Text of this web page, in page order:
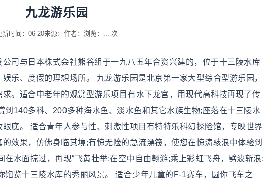
九龙游乐园
新时间：06-20来源： 作者： 浏览： ... 次
司与日本株式会社熊谷组于一九八五年合资兴建的，位于十三陵水库
乐、度假的理想场所。 九龙游乐园是北京第一家大型综合型游乐园，
。适合中老年的观赏型游乐项目有水下龙宫，用现代高科技再现了传
到140多科、200多种海水鱼、淡水鱼和其它水族生物;座落在十三陵水
底。 适合青年人参与性、刺激性项目有特特乐科幻探险馆，专映世界
效果，仿佛身临其境;有惊无险的急流漂筏，使您在惊涛骇浪中体验到
水面掠过，再现“飞黄壮举;在空中自由翱游;乘上彩虹飞舟，劈波斩浪;
览十三陵水库的秀丽风景。 适合少年儿童的F-1赛车，圆你飞车之